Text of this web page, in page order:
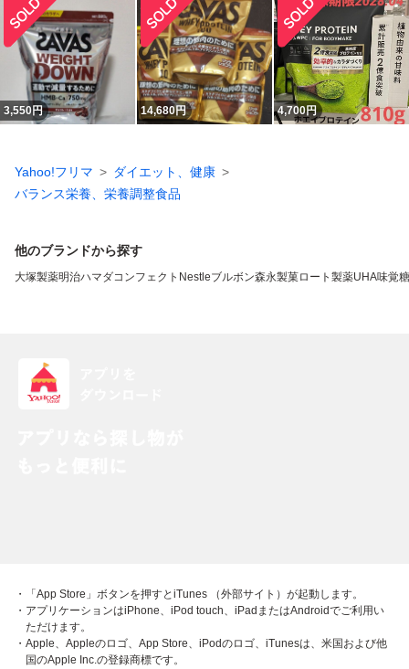
3,550円 14,680円 4,700円
Yahoo!フリマ
ダイエット、健康
バランス栄養、栄養調整食品
他のブランドから探す
大塚製薬明治ハマダコンフェクト Nestleブルボン森永製菓ロート製薬UHA味覚糖
・「App Store」ボタンを押すとiTunes （外部サイト）が起動します。
・アプリケーションはiPhone、iPod touch、iPadまたはAndroidでご利用い
ただけます。
・Apple、Appleのロゴ、App Store、iPodのロゴ、iTunesは、米国および他
国のApple Inc.の登録商標です。